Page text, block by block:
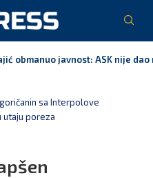
obmanuo javnost: ASK nije
sa Interpolove
utaju poreza